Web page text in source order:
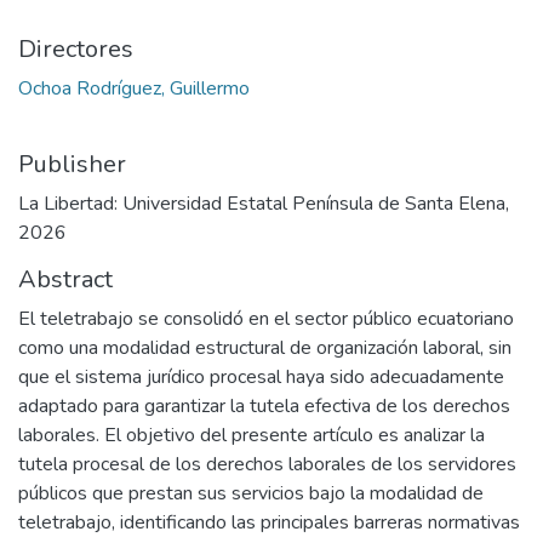
Directores
Ochoa Rodríguez, Guillermo
Publisher
La Libertad: Universidad Estatal Península de Santa Elena,
2026
Abstract
El teletrabajo se consolidó en el sector público ecuatoriano
como una modalidad estructural de organización laboral, sin
que el sistema jurídico procesal haya sido adecuadamente
adaptado para garantizar la tutela efectiva de los derechos
laborales. El objetivo del presente artículo es analizar la
tutela procesal de los derechos laborales de los servidores
públicos que prestan sus servicios bajo la modalidad de
teletrabajo, identificando las principales barreras normativas